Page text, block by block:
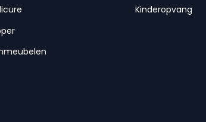
Kinderopvang